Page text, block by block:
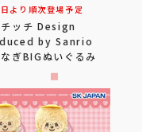
より順次登場予定
ッチ Design
by Sanrio
ぎBIGぬいぐるみ